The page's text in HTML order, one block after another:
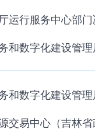
运行服务中心部
和数字化建设管
和数字化建设管
交易中心（吉林